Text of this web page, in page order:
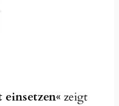
zeigt